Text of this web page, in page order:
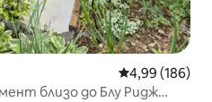
Средна
4,99 (186)
близо до Блу Ридж